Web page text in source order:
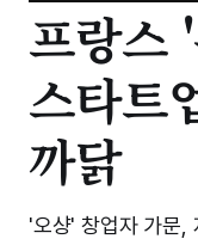
프랑스
스타트
까닭
'오샹' 창업자 가문,